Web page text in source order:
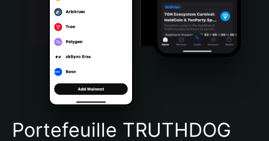
Bahasa Indonesia
Português (Brasil)
Español (Argentina)
Portefeuille TRUTHDOG